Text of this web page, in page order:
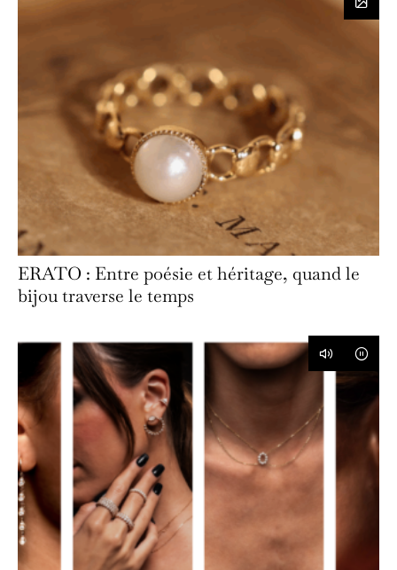
ERATO : Entre poésie et héritage, quand le
bijou traverse le temps